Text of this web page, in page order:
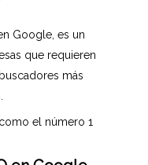
el número 1